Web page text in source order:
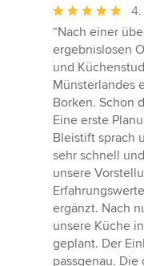
Bewertung:
5
von
5
Sternen
“Nach einer
ergebnislosen
und
Münsterlandes
Borken. Schon
Eine erste
Bleistift sprach
sehr schnell
unsere
ergänzt. Nach
unsere Küche
geplant. Der
passgenau.